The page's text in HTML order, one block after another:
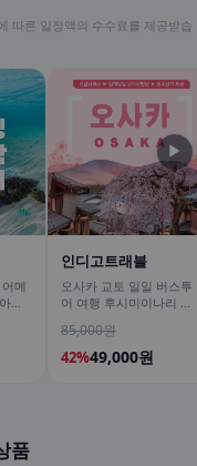
따른 일정액의 수수료를 제공받습
메
일
인디고트래블
오사카 교토 일일 버스투
어 여행 후시미이나리 아
철학의길
85,000원
42%49,000원
▶
품